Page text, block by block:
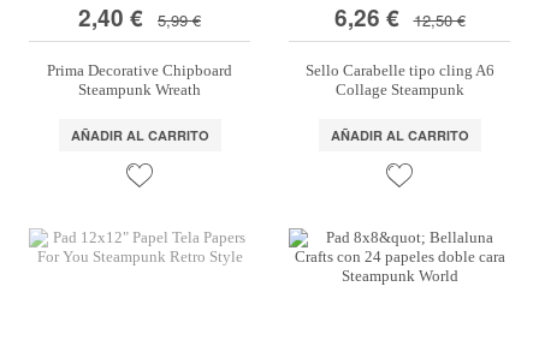
2,40 € 5,99 €
Prima Decorative Chipboard
Steampunk Wreath
AÑADIR AL CARRITO
6,26 € 12,50 €
Sello Carabelle tipo cling A6
Collage Steampunk
AÑADIR AL CARRITO